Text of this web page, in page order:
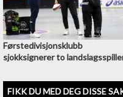
Førstedivisjonsklubb
sjokksignerer to
FIKK DU MED DEG DISSE